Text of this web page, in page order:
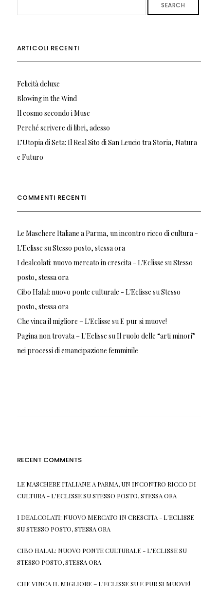
SEARCH
ARTICOLI RECENTI
Felicità deluxe
Blowing in the Wind
Il cosmo secondo i Muse
Perché scrivere di libri, adesso
L’Utopia di Seta: Il Real Sito di San Leucio tra Storia, Natura
e Futuro
COMMENTI RECENTI
Le Maschere Italiane a Parma, un incontro ricco di cultura -
L'Eclisse suStesso posto, stessa ora
I dealcolati: nuovo mercato in crescita - L'Eclisse suStesso
posto, stessa ora
Cibo Halal: nuovo ponte culturale - L'Eclisse suStesso
posto, stessa ora
Che vinca il migliore – L'Eclisse suE pur si muove!
Pagina non trovata – L'Eclisse suIl ruolo delle “arti minori”
nei processi di emancipazione femminile
RECENT COMMENTS
LE MASCHERE ITALIANE A PARMA, UN INCONTRO RICCO DI
CULTURA - L'ECLISSESUSTESSO POSTO, STESSA ORA
I DEALCOLATI: NUOVO MERCATO IN CRESCITA - L'ECLISSE
SUSTESSO POSTO, STESSA ORA
CIBO HALAL: NUOVO PONTE CULTURALE - L'ECLISSESU
STESSO POSTO, STESSA ORA
CHE VINCA IL MIGLIORE – L'ECLISSESU E PUR SI MUOVE!